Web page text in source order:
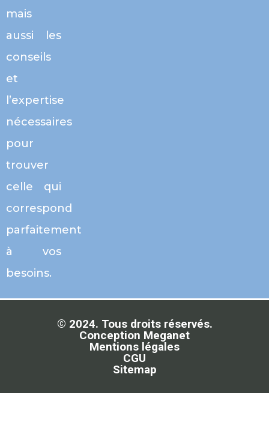
mais
aussi les
conseils
et
l’expertise
nécessaires
pour
trouver
celle qui
correspond
parfaitement
à vos
besoins.
© 2024. Tous droits réservés.
Conception Meganet
Mentions légales
CGU
Sitemap